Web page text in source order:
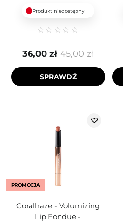
Produkt niedostępny
45,00 zł
36,00 zł
SPRAWDŹ
PROMOCJA
Coralhaze - Volumizing
Lip Fondue -